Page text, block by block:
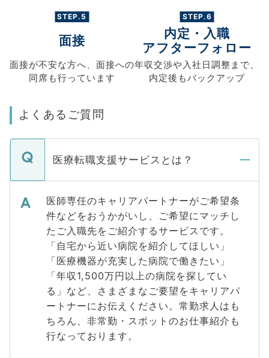
STEP.5
面接
面接が不安な方へ、 面接への
同席も行っています
STEP.6
内定・入職
アフターフォロー
年収交渉や入社日調整まで、
内定後もバックアップ
よくあるご質問
医療転職支援サービスとは？
医師専任のキャリアパートナーがご希望条
件などをおうかがいし、ご希望にマッチし
たご入職先をご紹介するサービスです。
「自宅から近い病院を紹介してほしい」
「医療機器が充実した病院で働きたい」
「年収1,500万円以上の病院を探してい
る」など、さまざまなご要望をキャリアパ
ートナーにお伝えください。常勤求人はも
ちろん、非常勤・スポットのお仕事紹介も
行なっております。